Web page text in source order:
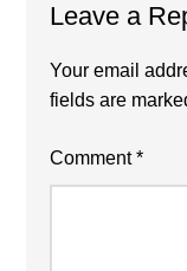
Leave a
Your email
fields are
Comment*